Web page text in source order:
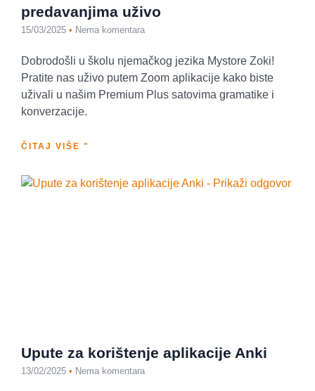
predavanjima uživo
15/03/2025 Nema komentara
Dobrodošli u školu njemačkog jezika Mystore Zoki!
Pratite nas uživo putem Zoom aplikacije kako biste
uživali u našim Premium Plus satovima gramatike i
konverzacije.
ČITAJ VIŠE "
Upute za korištenje aplikacije Anki
13/02/2025 Nema komentara